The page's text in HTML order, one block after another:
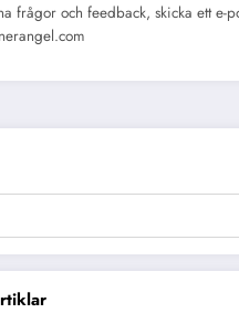
frågor och feedback, skicka ett e-